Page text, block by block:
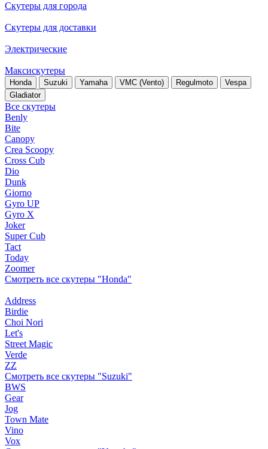
Скутеры для города
Скутеры для доставки
Электрические
Максискутеры
Honda Suzuki Yamaha VMC (Vento) Regulmoto
Vespa
Gladiator
Все скутеры
Benly
Bite
Canopy
Crea Scoopy
Cross Cub
Dio
Dunk
Giorno
Gyro UP
Gyro X
Joker
Super Cub
Tact
Today
Zoomer
Смотреть все скутеры "Honda"
Address
Birdie
Choi Nori
Let's
Street Magic
Verde
ZZ
Смотреть все скутеры "Suzuki"
BWS
Gear
Jog
Town Mate
Vino
Vox